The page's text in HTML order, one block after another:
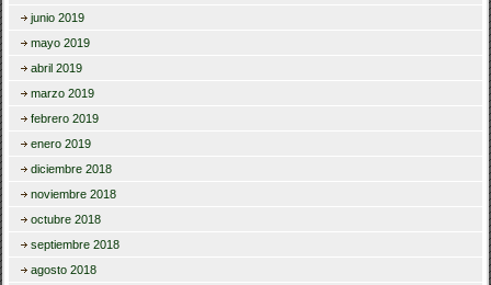
junio 2019
mayo 2019
abril 2019
marzo 2019
febrero 2019
enero 2019
diciembre 2018
noviembre 2018
octubre 2018
septiembre 2018
agosto 2018